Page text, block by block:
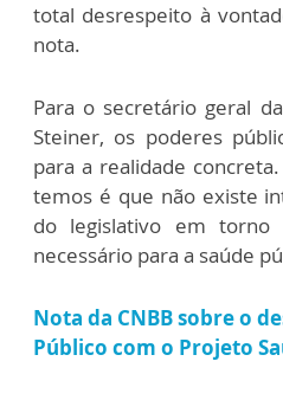
total desrespeito à
nota.
Para o secretário geral
Steiner, os poderes
para a realidade
temos é que não existe
do legislativo em torno
necessário para a saúde
Nota da CNBB sobre o
Público com o Projeto